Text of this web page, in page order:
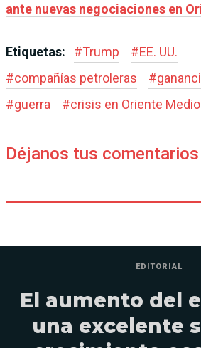
ante nuevas negociaciones en
Etiquetas: #Trump #EE. UU.
#compañías petroleras #
#guerra #crisis en Oriente Medio
Déjanos tus
EDITORIAL
El aumento del
una excelente